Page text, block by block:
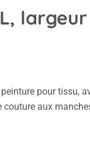
pour tissu,
aux